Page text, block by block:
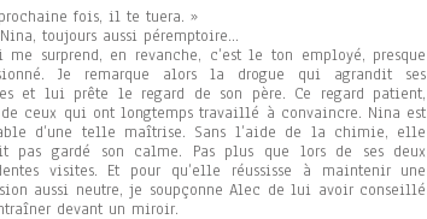
fois, il te tuera. »
toujours aussi péremptoire…
me surprend, en revanche, c’est le ton employé, presque
Je remarque alors la drogue qui agrandit ses
et lui prête le regard de son père. Ce regard patient,
ceux qui ont longtemps travaillé à convaincre. Nina est
d’une telle maîtrise. Sans l’aide de la chimie, elle
pas gardé son calme. Pas plus que lors de ses deux
visites. Et pour qu’elle réussisse à maintenir une
aussi neutre, je soupçonne Alec de lui avoir conseillé
devant un miroir.